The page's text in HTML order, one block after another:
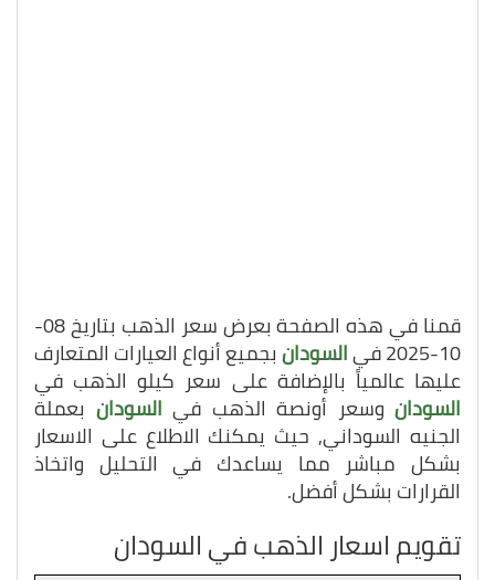
قمنا في هذه الصفحة بعرض سعر الذهب بتاريخ 08-
10-2025 في السودانبجميع أنواع العيارات المتعارف
عليها عالمياً بالإضافة على سعر كيلو الذهب في
السودان وسعر أونصة الذهب في السودان بعملة
الجنيه السوداني, حيث يمكنك الاطلاع على الاسعار
بشكل مباشر مما يساعدك في التحليل واتخاذ
القرارات بشكل أفضل.
تقويم اسعار الذهب في السودان